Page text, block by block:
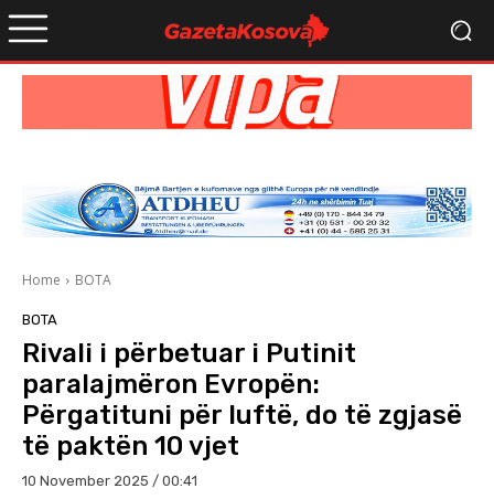
Home BOTA
BOTA
Rivali i përbetuar i Putinit
paralajmëron Evropën:
Përgatituni për luftë, do të zgjasë
të paktën 10 vjet
10 November 2025 / 00:41